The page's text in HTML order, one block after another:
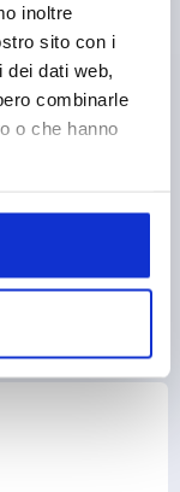
inoltre
sito con i
dei dati web,
combinarle
o che hanno